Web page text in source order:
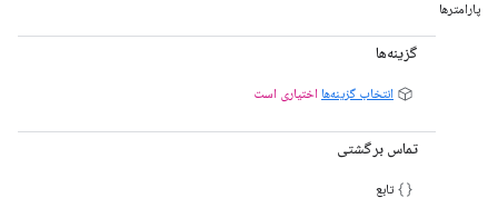
پارامترها
گزینه‌ها
انتخاب گزینه‌ها اختیاری است
تماس برگشتی
تابع